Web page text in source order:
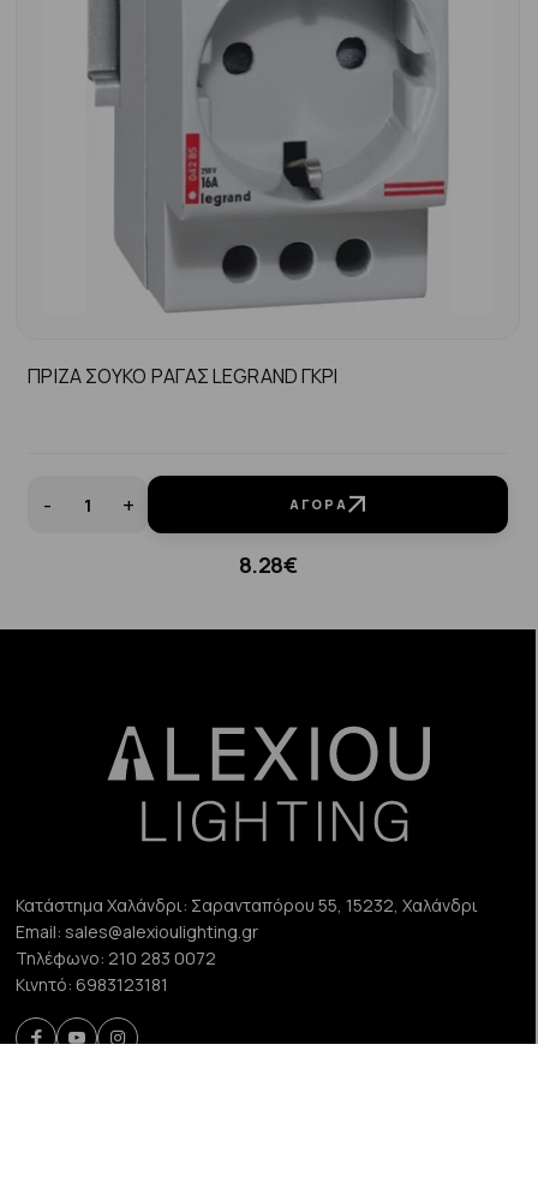
ΠΡΙΖΑ ΣΟΥΚΟ ΡΑΓΑΣ LEGRAND ΓΚΡΙ
- + ΑΓΟΡΆ
8.28€
Κατάστημα Χαλάνδρι: Σαρανταπόρου 55, 15232, Χαλάνδρι
Email: sales@alexioulighting.gr
Τηλέφωνο: 210 283 0072
Κινητό: 6983123181